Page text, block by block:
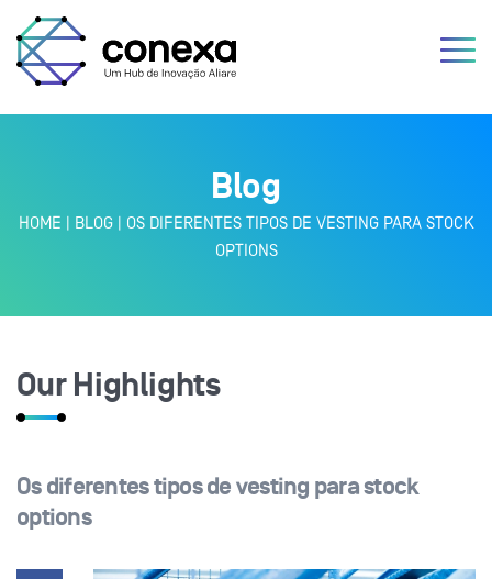
Blog
HOME | BLOG| OS DIFERENTES TIPOS DE VESTING PARA STOCK
OPTIONS
Our Highlights
Os diferentes tipos de vesting para stock
options